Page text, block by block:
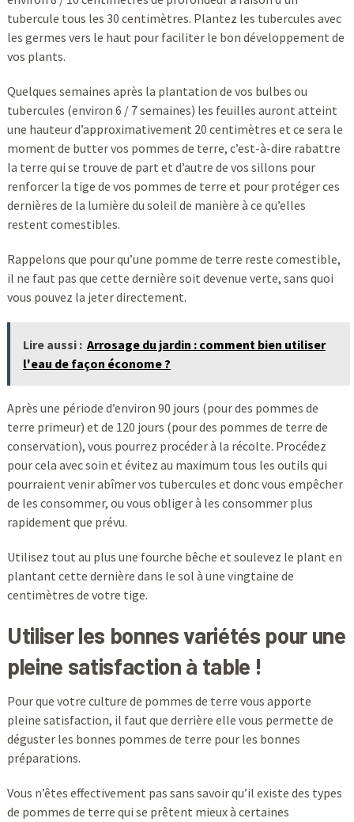
tubercule tous les 30 centimètres. Plantez les tubercules avec
les germes vers le haut pour faciliter le bon développement de
vos plants.
Quelques semaines après la plantation de vos bulbes ou
tubercules (environ 6 / 7 semaines) les feuilles auront atteint
une hauteur d’approximativement 20 centimètres et ce sera le
moment de butter vos pommes de terre, c’est-à-dire rabattre
la terre qui se trouve de part et d’autre de vos sillons pour
renforcer la tige de vos pommes de terre et pour protéger ces
dernières de la lumière du soleil de manière à ce qu’elles
restent comestibles.
Rappelons que pour qu’une pomme de terre reste comestible,
il ne faut pas que cette dernière soit devenue verte, sans quoi
vous pouvez la jeter directement.
Lire aussi : Arrosage du jardin : comment bien utiliser
l'eau de façon économe ?
Après une période d’environ 90 jours (pour des pommes de
terre primeur) et de 120 jours (pour des pommes de terre de
conservation), vous pourrez procéder à la récolte. Procédez
pour cela avec soin et évitez au maximum tous les outils qui
pourraient venir abîmer vos tubercules et donc vous empêcher
de les consommer, ou vous obliger à les consommer plus
rapidement que prévu.
Utilisez tout au plus une fourche bêche et soulevez le plant en
plantant cette dernière dans le sol à une vingtaine de
centimètres de votre tige.
Utiliser les bonnes variétés pour une
pleine satisfaction à table !
Pour que votre culture de pommes de terre vous apporte
pleine satisfaction, il faut que derrière elle vous permette de
déguster les bonnes pommes de terre pour les bonnes
préparations.
Vous n’êtes effectivement pas sans savoir qu’il existe des types
de pommes de terre qui se prêtent mieux à certaines